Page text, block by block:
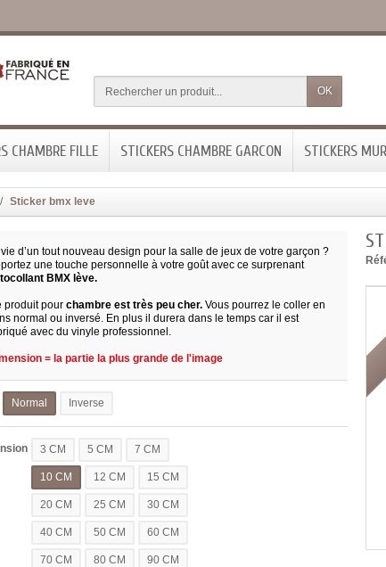
OK
CHAMBRE FILLE STICKERS CHAMBRE GARCON STICKERS
Sticker bmx leve
d’un tout nouveau design pour la salle de jeux de votre garçon ?
une touche personnelle à votre goût avec ce surprenant
BMX lève.
produit pourchambre est très peu cher. Vous pourrez le coller en
normal ou inversé. En plus il durera dans le temps car il est
avec du vinyle professionnel.
= la partie la plus grande de l'image
Normal Inverse
3 CM 5 CM 7 CM
10 CM 12 CM 15 CM
20 CM 25 CM 30 CM
40 CM 50 CM 60 CM
70 CM 80 CM 90 CM